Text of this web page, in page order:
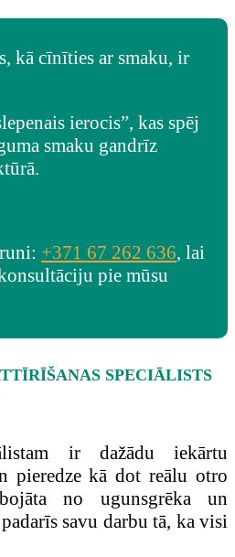
kā cīnīties ar smaku, ir
ierocis”, kas spēj
smaku gandrīz
+371 67 262 636, lai
pie mūsu
SPECIĀLISTS
ir dažādu iekārtu
pieredze kā dot reālu otro
no ugunsgrēka un
savu darbu tā, ka visi